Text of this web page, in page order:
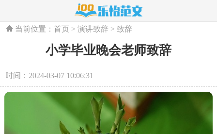
当前位置：首页 >演讲致辞 >致辞
小学毕业晚会老师致辞
时间：2024-03-07 10:06:31